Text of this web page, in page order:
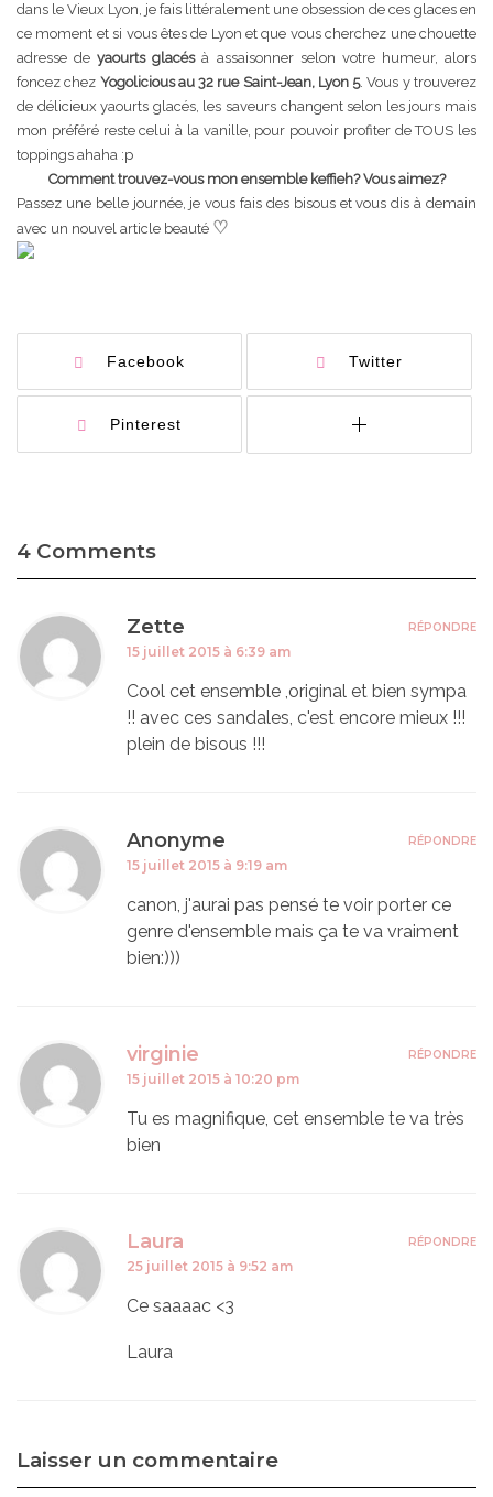
dans le Vieux Lyon, je fais littéralement une obsession de ces glaces en
ce moment et si vous êtes de Lyon et que vous cherchez une chouette
adresse deyaourts glacésà assaisonner selon votre humeur, alors
foncez chez Yogolicious au 32 rue Saint-Jean, Lyon 5. Vous y trouverez
de délicieux yaourts glacés, les saveurs changent selon les jours mais
mon préféré reste celui à la vanille, pour pouvoir profiter de TOUS les
toppings ahaha :p
Comment trouvez-vous mon ensemble keffieh? Vous aimez?
Passez une belle journée, je vous fais des bisous et vous dis à demain
avec un nouvel article beauté ♡
Facebook Twitter
Pinterest
4 Comments
Zette
15 juillet 2015 à 6:39 am
Cool cet ensemble ,original et bien sympa
!! avec ces sandales, c'est encore mieux !!!
plein de bisous !!!
RÉPONDRE
Anonyme
15 juillet 2015 à 9:19 am
canon, j'aurai pas pensé te voir porter ce
genre d'ensemble mais ça te va vraiment
bien:)))
RÉPONDRE
virginie
15 juillet 2015 à 10:20 pm
Tu es magnifique, cet ensemble te va très
bien
RÉPONDRE
Laura
25 juillet 2015 à 9:52 am
Ce saaaac <3
Laura
RÉPONDRE
Laisser un commentaire